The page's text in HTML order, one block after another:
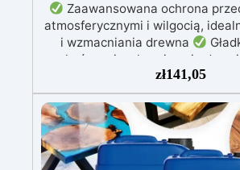
Zaawansowana ochrona
atmosferycznymi i wilgocią,
i wzmacniania drewna
wykończenie, chroniące i
łodzie oraz struktury drewniane
drewna bez pęcherzyków
do napraw i trwałych
odporność chemiczna i
pomalowania na potrzeby
wytrzymałych projektów
zł141,05